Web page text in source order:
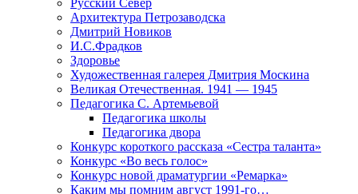
Русский Север
Архитектура Петрозаводска
Дмитрий Новиков
И.С.Фрадков
Здоровье
Художественная галерея Дмитрия Москина
Великая Отечественная. 1941 — 1945
Педагогика С. Артемьевой
Педагогика школы
Педагогика двора
Конкурс короткого рассказа «Сестра таланта»
Конкурс «Во весь голос»
Конкурс новой драматургии «Ремарка»
Каким мы помним август 1991-го…